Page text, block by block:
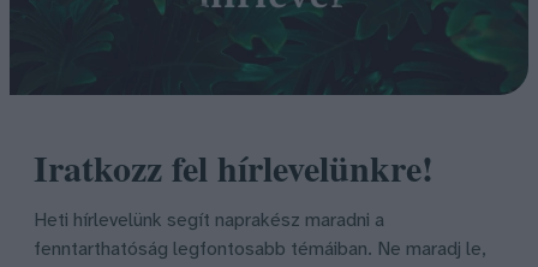
Iratkozz fel hírlevelünkre!
Heti hírlevelünk segít naprakész maradni a
fenntarthatóság legfontosabb témáiban. Ne maradj le,